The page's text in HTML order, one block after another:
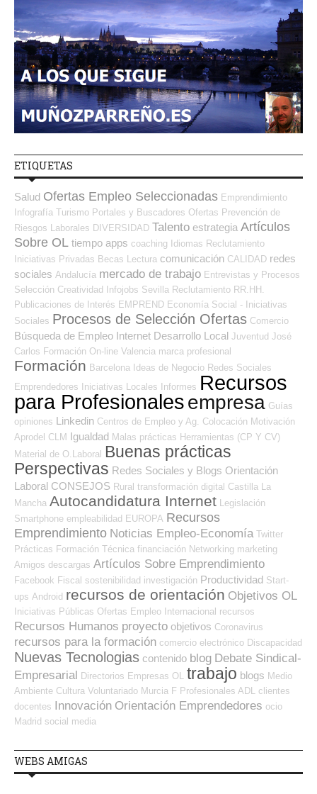
ETIQUETAS
Salud Ofertas Empleo Seleccionadas Emprendimiento
Infografía Turismo Portales y Buscadores Ofertas Prevención de
Riesgos Laborales DIVERSIDAD Talento estrategia Artículos
Sobre OL tiempo apps coaching Idiomas Reclutamiento
Iniciativas Privadas Becas Lectura comunicación CALIDAD redes
sociales Andalucía mercado de trabajo Entrevistas y Procesos
Selección Creatividad Infojobs Sevilla Reclutamiento RR.HH.
Publicaciones de Interés EMPREND Economía Social - Iniciativas
Sociales Procesos de Selección Ofertas Comercio
Búsqueda de Empleo Internet Desarrollo Local Juventud José
Carlos Formación On-line Valencia marca profesional
Formación Barcelona Ideas de Negocio Redes Sociales
Emprendedores
Iniciativas Locales Informes Recursos
para Profesionalesempresa Guías
opiniones Linkedin Centros de Empleo y Ag. Colocación Motivación
Aprodel CLM
Igualdad Malas prácticas Herramientas (CP Y CV)
Material de O.Laboral Buenas prácticas
Perspectivas Redes Sociales y Blogs Orientación
Laboral CONSEJOS Rural transformación digital Castilla La
Mancha Autocandidatura Internet Legislación
Smartphone empleabilidad EUROPA Recursos
Emprendimiento Noticias Empleo-Economía Twitter
Prácticas Formación Técnica financiación Networking marketing
Amigos descargas Artículos Sobre Emprendimiento
Facebook Fiscal sostenibilidad investigación Productividad Start-
ups Android recursos de orientación Objetivos OL
Iniciativas Públicas Ofertas Empleo Internacional recursos
Recursos Humanos proyecto objetivos Coronavirus
recursos para la formación comercio electrónico Discapacidad
Nuevas Tecnologias contenido blog Debate Sindical-
Empresarial Directorios Empresas OL trabajo blogs Medio
Ambiente Cultura Voluntariado Murcia F Profesionales ADL clientes
docentes
Innovación Orientación Emprendedores ocio
Madrid social media
WEBS AMIGAS